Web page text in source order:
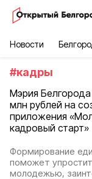
Новости
#кадры
Мэрия
млн рублей на
приложения
кадровый старт»
Формирование
поможет
молодежью,